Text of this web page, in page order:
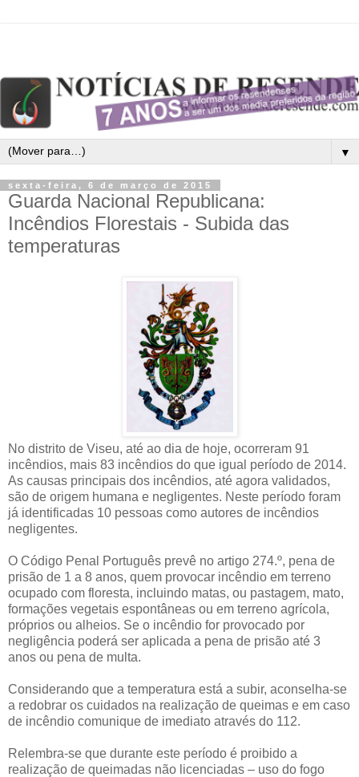
▼
sexta-feira, 6 de março de 2015
Guarda Nacional Republicana:
Incêndios Florestais - Subida das
temperaturas
No distrito de Viseu, até ao dia de hoje, ocorreram 91
incêndios, mais 83 incêndios do que igual período de 2014.
As causas principais dos incêndios, até agora validados,
são de origem humana e negligentes. Neste período foram
já identificadas 10 pessoas como autores de incêndios
negligentes.
O Código Penal Português prevê no artigo 274.º, pena de
prisão de 1 a 8 anos, quem provocar incêndio em terreno
ocupado com floresta, incluindo matas, ou pastagem, mato,
formações vegetais espontâneas ou em terreno agrícola,
próprios ou alheios. Se o incêndio for provocado por
negligência poderá ser aplicada a pena de prisão até 3
anos ou pena de multa.
Considerando que a temperatura está a subir, aconselha-se
a redobrar os cuidados na realização de queimas e em caso
de incêndio comunique de imediato através do 112.
Relembra-se que durante este período é proibido a
realização de queimadas não licenciadas – uso do fogo